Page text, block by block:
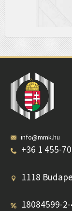
info@mmk.hu
+36 1 455-
1118
18084599-